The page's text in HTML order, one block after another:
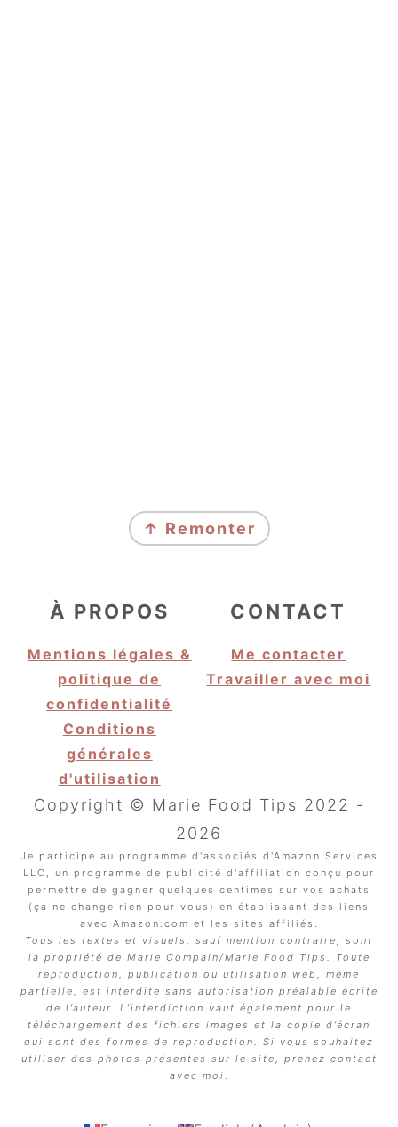
↑ Remonter
À PROPOS
Mentions légales &
politique de
confidentialité
Conditions
générales
d'utilisation
CONTACT
Me contacter
Travailler avec moi
Copyright © Marie Food Tips 2022 -
2026
Je participe au programme d'associés d'Amazon Services
LLC, un programme de publicité d'affiliation conçu pour
permettre de gagner quelques centimes sur vos achats
(ça ne change rien pour vous) en établissant des liens
avec Amazon.com et les sites affiliés.
Tous les textes et visuels, sauf mention contraire, sont
la propriété de Marie Compain/Marie Food Tips. Toute
reproduction, publication ou utilisation web, même
partielle, est interdite sans autorisation préalable écrite
de l’auteur. L’interdiction vaut également pour le
téléchargement des fichiers images et la copie d’écran
qui sont des formes de reproduction. Si vous souhaitez
utiliser des photos présentes sur le site, prenez contact
avec moi .